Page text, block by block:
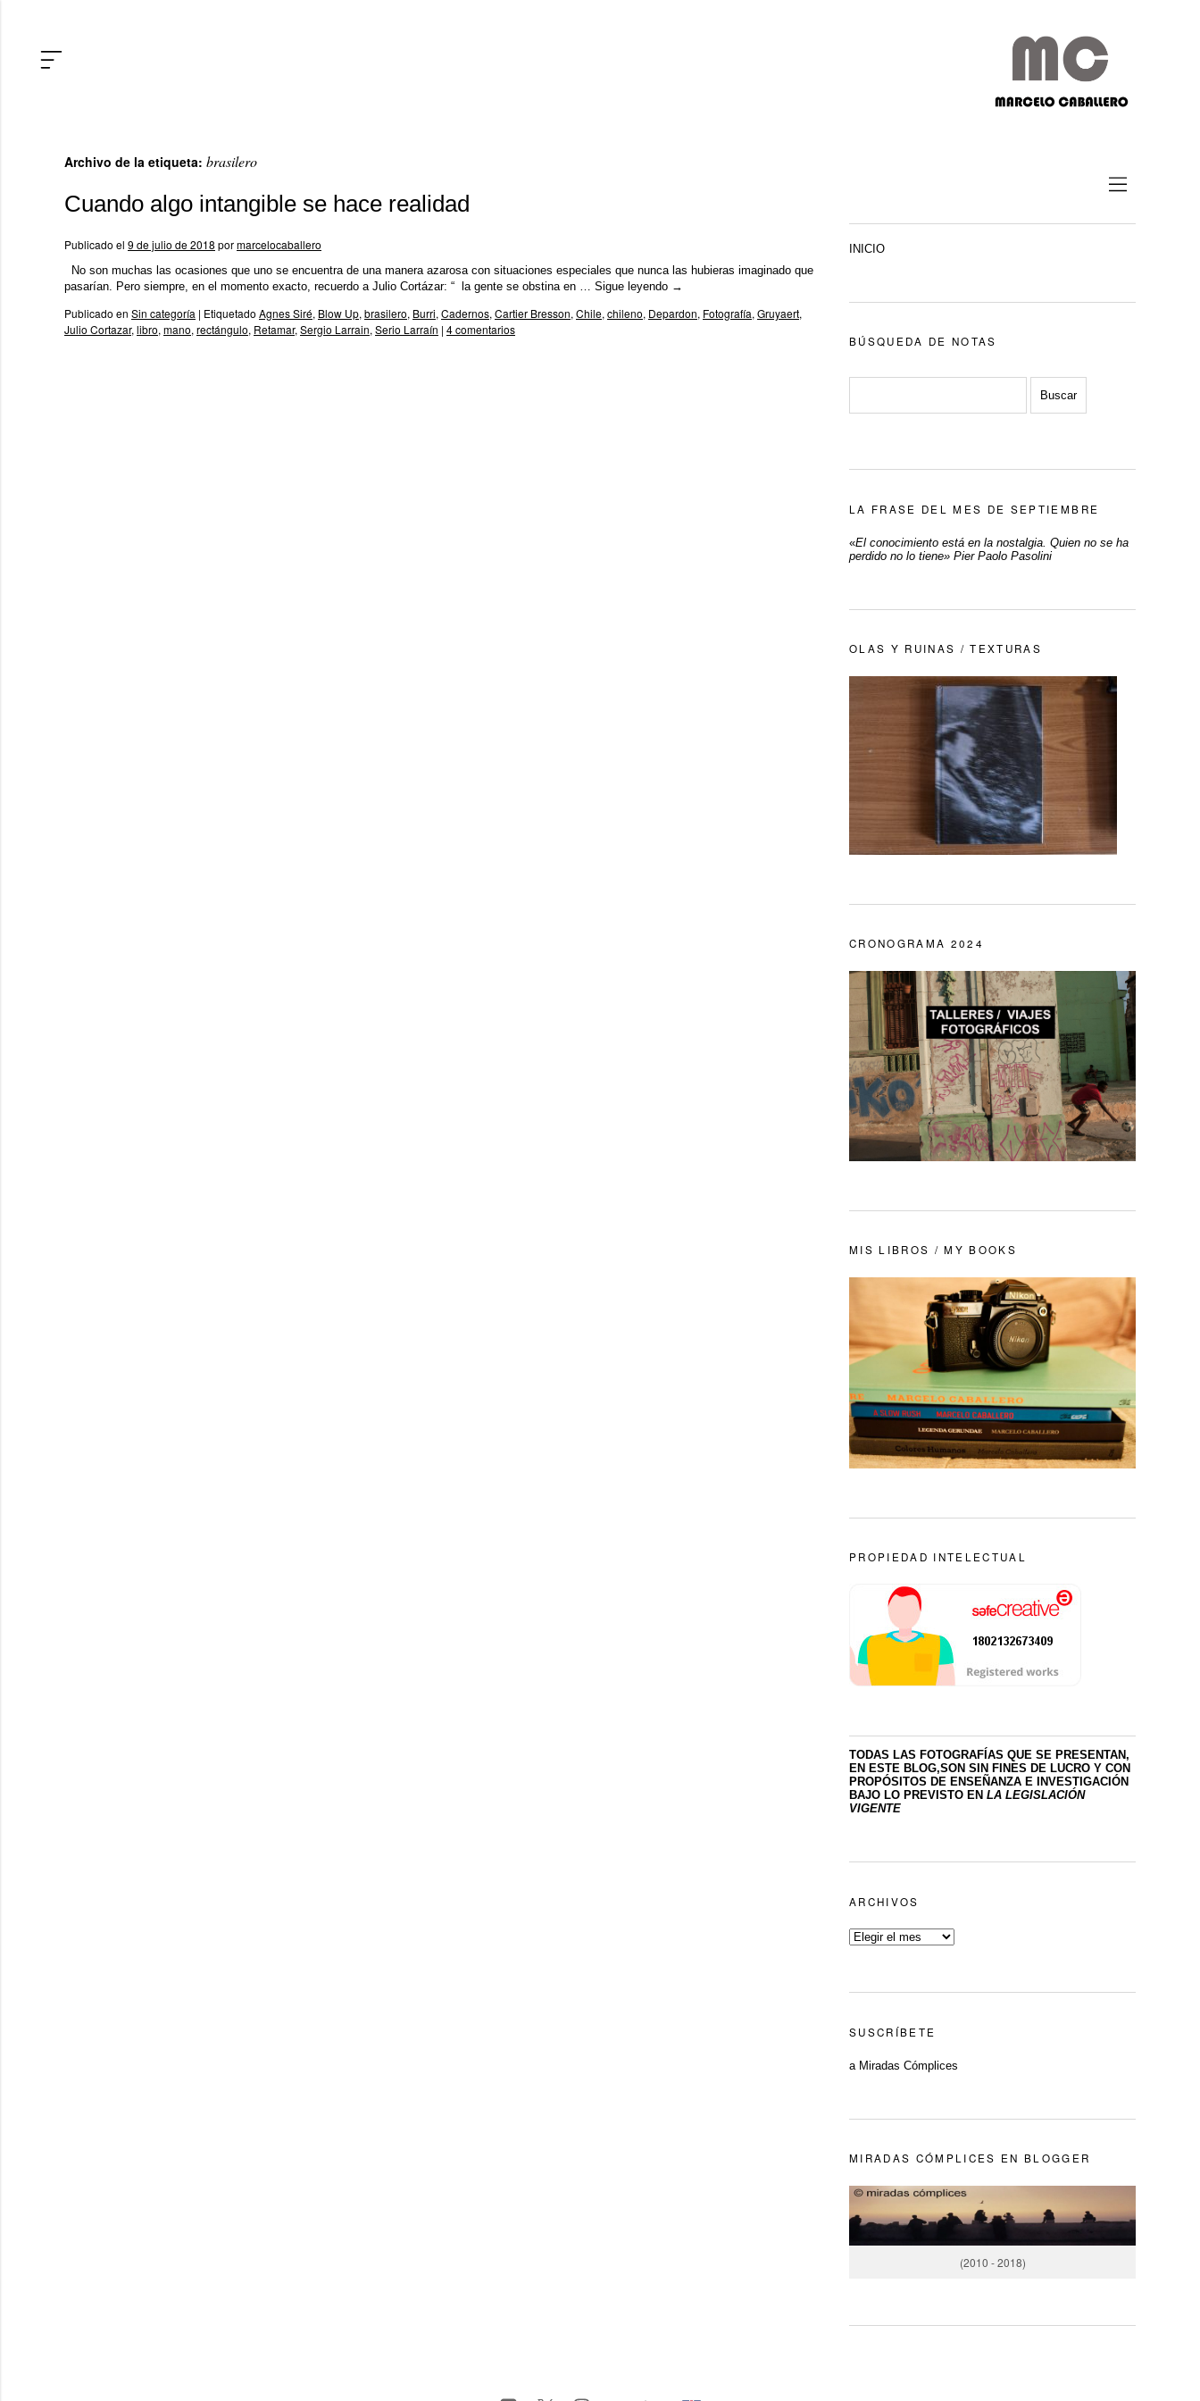
Archivo de la etiqueta: brasilero
Cuando algo intangible se hace realidad
Publicado el 9 de julio de 2018 pormarcelocaballero
No son muchas las ocasiones que uno se encuentra de una manera azarosa con situaciones especiales que nunca las hubieras imaginado que
pasarían. Pero siempre, en el momento exacto, recuerdo a Julio Cortázar: “ la gente se obstina en … Sigue leyendo →
Publicado en Sin categoría | Etiquetado Agnes Siré, Blow Up, brasilero, Burri, Cadernos, Cartier Bresson, Chile, chileno, Depardon, Fotografía, Gruyaert,
Julio Cortazar, libro, mano, rectángulo, Retamar, Sergio Larrain, Serio Larraín | 4 comentarios
INICIO
BÚSQUEDA DE NOTAS
LA FRASE DEL MES DE SEPTIEMBRE
«El conocimiento está en la nostalgia. Quien no se ha
perdido no lo tiene» Pier Paolo Pasolini
OLAS Y RUINAS / TEXTURAS
CRONOGRAMA 2024
MIS LIBROS / MY BOOKS
PROPIEDAD INTELECTUAL
TODAS LAS FOTOGRAFÍAS QUE SE PRESENTAN,
EN ESTE BLOG,SON SIN FINES DE LUCRO Y CON
PROPÓSITOS DE ENSEÑANZA E INVESTIGACIÓN
BAJO LO PREVISTO EN LA LEGISLACIÓN
VIGENTE
ARCHIVOS
SUSCRÍBETE
a Miradas Cómplices
MIRADAS CÓMPLICES EN BLOGGER
(2010 - 2018)